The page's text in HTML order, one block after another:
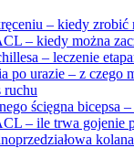
– kiedy zrobić
– kiedy można
– leczenie
po urazie – z czego
ruchu
ścięgna bicepsa
– ile trwa gojenie